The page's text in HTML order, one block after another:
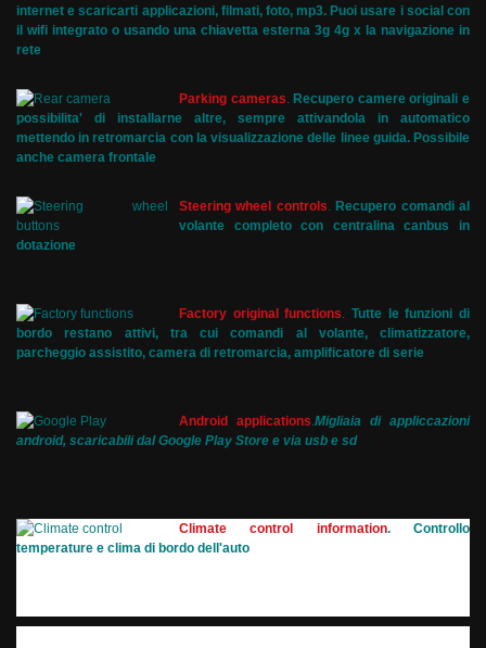
internet e scaricarti applicazioni, filmati, foto, mp3. Puoi usare i social con
il wifi integrato o usando una chiavetta esterna 3g 4g x la navigazione in
rete
Parking cameras Recupero camere originali e
possibilita' di installarne altre, sempre attivandola in automatico
mettendo in retromarcia con la visualizzazione delle linee guida. Possibile
anche camera frontale
Steering wheel controls
Recupero comandi al
volante completo con centralina canbus in
dotazione
Factory original functions .Tutte le funzioni di
bordo restano attivi, tra cui comandi al volante, climatizzatore,
parcheggio assistito, camera di retromarcia, amplificatore di serie
Android applications Migliaia di appliccazioni
android, scaricabili dal Google Play Store e via usb e sd
Climate control information. Controllo
temperature e clima di bordo dell'auto